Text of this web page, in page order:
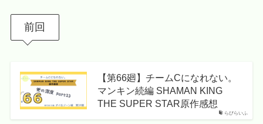
前回
らびらいふ
【第66廻】チームCになれない。
マンキン続編 SHAMAN KING
THE SUPER STAR原作感想